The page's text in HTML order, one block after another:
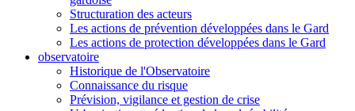
Structuration des acteurs
Les actions de prévention développées dans le Gard
Les actions de protection développées dans le Gard
observatoire
Historique de l'Observatoire
Connaissance du risque
Prévision, vigilance et gestion de crise